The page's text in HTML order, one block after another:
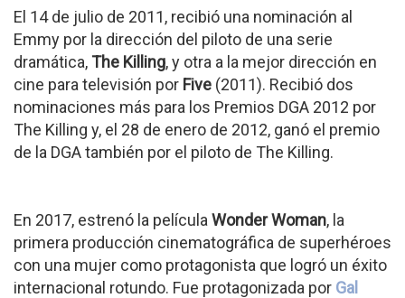
El 14 de julio de 2011, recibió una nominación al
Emmy por la dirección del piloto de una serie
dramática, The Killing, y otra a la mejor dirección en
cine para televisión por Five (2011). Recibió dos
nominaciones más para los Premios DGA 2012 por
The Killing y, el 28 de enero de 2012, ganó el premio
de la DGA también por el piloto de The Killing.
En 2017, estrenó la película Wonder Woman, la
primera producción cinematográfica de superhéroes
con una mujer como protagonista que logró un éxito
internacional rotundo. Fue protagonizada por Gal